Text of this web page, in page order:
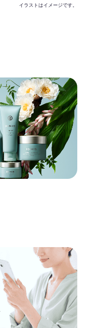
イラストはイメージです。